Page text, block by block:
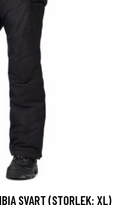
SVART (STORLEK: XL)